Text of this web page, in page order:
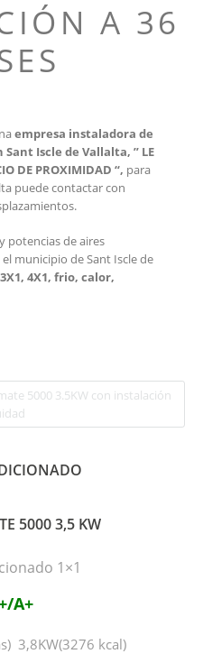
A 36
empresa instaladora de
Iscle de Vallalta, ” LE
DE PROXIMIDAD “, para
puede contactar con
potencias de aires
municipio de Sant Iscle de
4X1, frio, calor,
5000 3,5 KW
1×1
A+
3,8KW(3276 kcal)